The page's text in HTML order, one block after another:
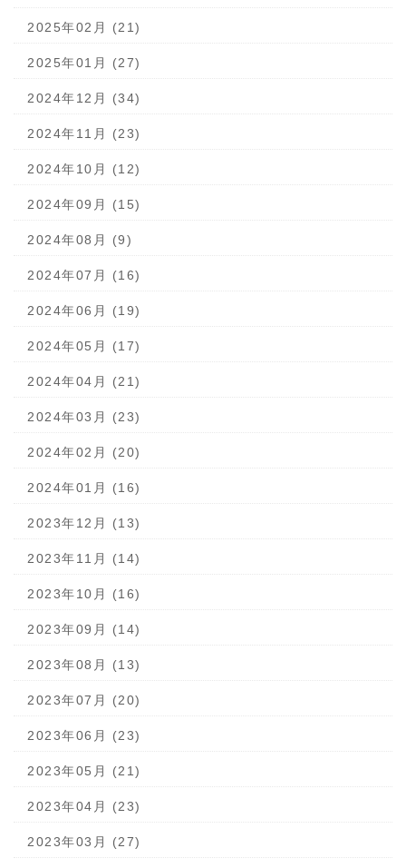
2025年02月 (21)
2025年01月 (27)
2024年12月 (34)
2024年11月 (23)
2024年10月 (12)
2024年09月 (15)
2024年08月 (9)
2024年07月 (16)
2024年06月 (19)
2024年05月 (17)
2024年04月 (21)
2024年03月 (23)
2024年02月 (20)
2024年01月 (16)
2023年12月 (13)
2023年11月 (14)
2023年10月 (16)
2023年09月 (14)
2023年08月 (13)
2023年07月 (20)
2023年06月 (23)
2023年05月 (21)
2023年04月 (23)
2023年03月 (27)